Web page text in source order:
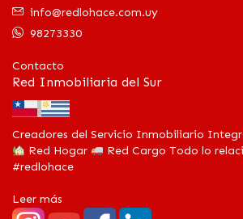
info@redlohace.com.uy
98273330
Contacto
Red Inmobiliaria del Sur
Creadores del Servicio Inmobiliario
Red Hogar
Red Cargo Todo lo
#redlohace
Leer más